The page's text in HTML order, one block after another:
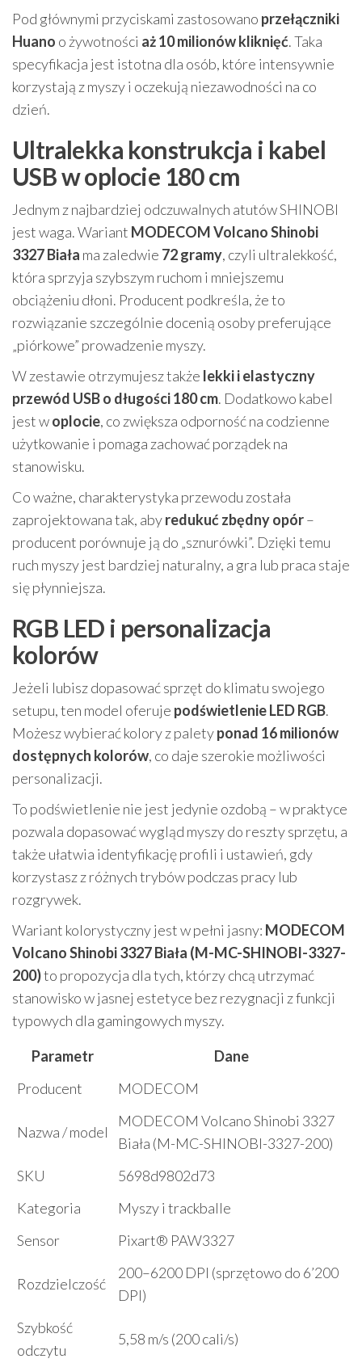
Pod głównymi przyciskami zastosowano przełączniki
Huano o żywotności aż 10 milionów kliknięć. Taka
specyfikacja jest istotna dla osób, które intensywnie
korzystają z myszy i oczekują niezawodności na co
dzień.
Ultralekka konstrukcja i kabel
USB w oplocie 180 cm
Jednym z najbardziej odczuwalnych atutów SHINOBI
jest waga. Wariant MODECOM Volcano Shinobi
3327 Biała ma zaledwie 72 gramy, czyli ultralekkość,
która sprzyja szybszym ruchom i mniejszemu
obciążeniu dłoni. Producent podkreśla, że to
rozwiązanie szczególnie docenią osoby preferujące
„piórkowe” prowadzenie myszy.
W zestawie otrzymujesz także lekki i elastyczny
przewód USB o długości 180 cm. Dodatkowo kabel
jest woplocie, co zwiększa odporność na codzienne
użytkowanie i pomaga zachować porządek na
stanowisku.
Co ważne, charakterystyka przewodu została
zaprojektowana tak, abyredukuć zbędny opór–
producent porównuje ją do „sznurówki”. Dzięki temu
ruch myszy jest bardziej naturalny, a gra lub praca staje
się płynniejsza.
RGB LED i personalizacja
kolorów
Jeżeli lubisz dopasować sprzęt do klimatu swojego
setupu, ten model oferuje podświetlenie LED RGB.
Możesz wybierać kolory z paletyponad 16 milionów
dostępnych kolorów, co daje szerokie możliwości
personalizacji.
To podświetlenie nie jest jedynie ozdobą – w praktyce
pozwala dopasować wygląd myszy do reszty sprzętu, a
także ułatwia identyfikację profili i ustawień, gdy
korzystasz z różnych trybów podczas pracy lub
rozgrywek.
Wariant kolorystyczny jest w pełni jasny: MODECOM
Volcano Shinobi 3327 Biała (M-MC-SHINOBI-3327-
200)to propozycja dla tych, którzy chcą utrzymać
stanowisko w jasnej estetyce bez rezygnacji z funkcji
typowych dla gamingowych myszy.
Parametr
Dane
Producent
MODECOM
Nazwa / model
MODECOM Volcano Shinobi 3327
Biała (M-MC-SHINOBI-3327-200)
SKU
5698d9802d73
Kategoria
Myszy i trackballe
Sensor
Pixart® PAW3327
Rozdzielczość
200–6200 DPI (sprzętowo do 6’200
DPI)
Szybkość
odczytu
5,58 m/s (200 cali/s)